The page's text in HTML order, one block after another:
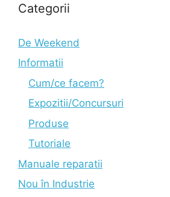
Categorii
De Weekend
Informatii
Cum/ce facem?
Expozitii/Concursuri
Produse
Tutoriale
Manuale reparatii
Nou în Industrie